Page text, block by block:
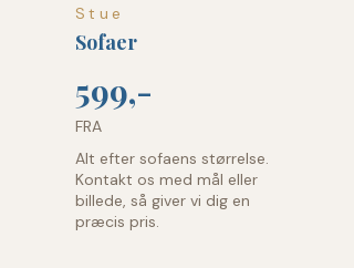
Stue
Sofaer
599,-
FRA
Alt efter sofaens størrelse.
Kontakt os med mål eller
billede, så giver vi dig en
præcis pris.